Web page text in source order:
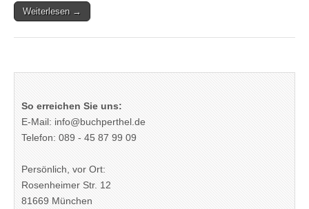
Weiterlesen →
So erreichen Sie uns:
E-Mail: info@buchperthel.de
Telefon: 089 - 45 87 99 09
Persönlich, vor Ort:
Rosenheimer Str. 12
81669 München